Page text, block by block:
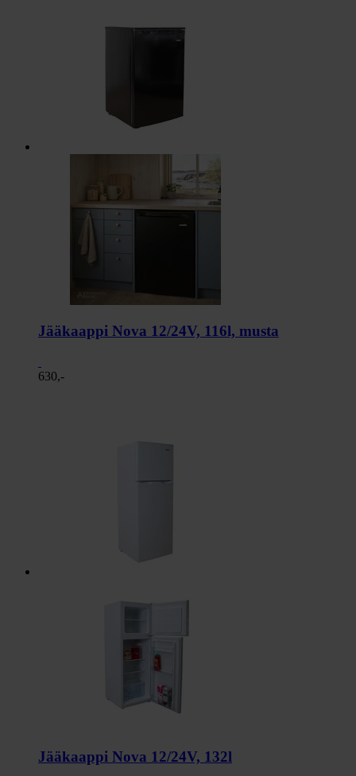
Jääkaappi Nova 12/24V, 116l, musta
630,-
Jääkaappi Nova 12/24V, 132l